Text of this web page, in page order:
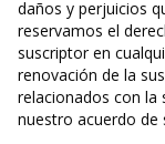
daños y perjuicios
reservamos el
suscriptor en
renovación de la
relacionados con la
nuestro acuerdo de